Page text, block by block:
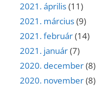
2021. április(11)
2021. március(9)
2021. február(14)
2021. január(7)
2020. december(8)
2020. november(8)